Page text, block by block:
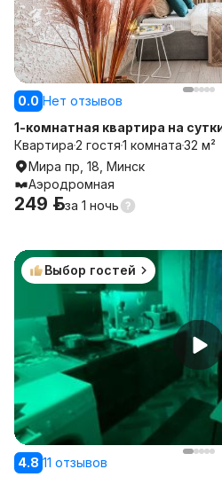
0.0 Нет отзывов
1-комнатная квартира на
Самозаселение .Современная
Квартира2 гостя1 комната32 м²
Мира пр, 18, Минск
Аэродромная
249 р.за 1 ночь
Выбор гостей
4.8 11 отзывов